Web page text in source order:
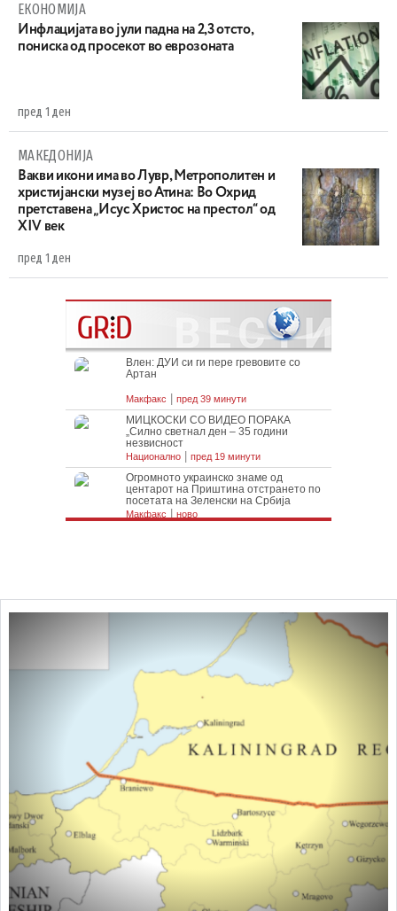
ЕКОНОМИЈА
Инфлацијата во јули падна на 2,3 отсто,
пониска од просекот во еврозоната
пред 1 ден
МАКЕДОНИЈА
Вакви икони има во Лувр, Метрополитен и
христијански музеј во Атина: Во Охрид
претставена „Исус Христос на престол“ од
XIV век
пред 1 ден